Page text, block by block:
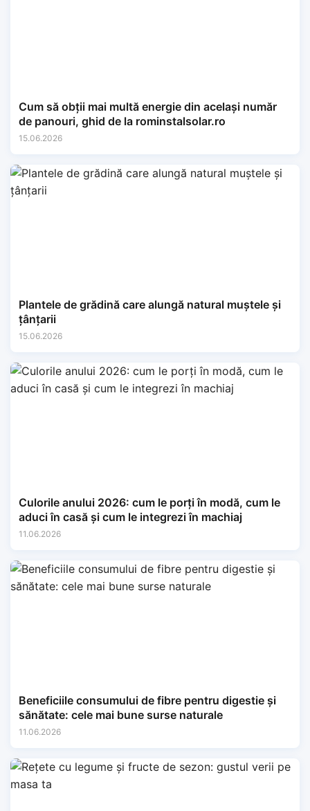
Cum să obții mai multă energie din același număr
de panouri, ghid de la rominstalsolar.ro
15.06.2026
Plantele de grădină care alungă natural muștele și
țânțarii
15.06.2026
Culorile anului 2026: cum le porți în modă, cum le
aduci în casă și cum le integrezi în machiaj
11.06.2026
Beneficiile consumului de fibre pentru digestie și
sănătate: cele mai bune surse naturale
11.06.2026